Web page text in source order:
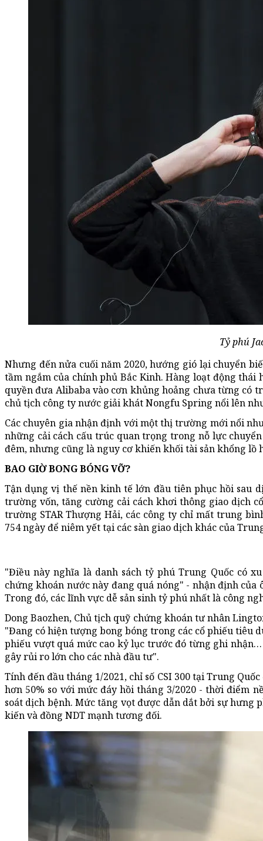
Tỷ phú
Nhưng đến nửa cuối năm 2020, hướng gió lại chuyển
tầm ngắm của chính phủ Bắc Kinh. Hàng loạt động
quyền đưa Alibaba vào cơn khủng hoảng chưa từng có
chủ tịch công ty nước giải khát Nongfu Spring nổi lên
Các chuyên gia nhận định với một thị trường mới nổi
những cải cách cấu trúc quan trọng trong nỗ lực
đêm, nhưng cũng là nguy cơ khiến khối tài sản khổng lồ
BAO GIỜ BONG BÓNG VỠ?
Tận dụng vị thế nền kinh tế lớn đầu tiên phục hồi sau
trường vốn, tăng cường cải cách khơi thông giao dịch
trường STAR Thượng Hải, các công ty chỉ mất trung
754 ngày để niêm yết tại các sàn giao dịch khác của
"Điều này nghĩa là danh sách tỷ phú Trung Quốc có
chứng khoán nước này đang quá nóng" - nhận định của
Trong đó, các lĩnh vực dễ sản sinh tỷ phú nhất là công
Dong Baozhen, Chủ tịch quỹ chứng khoán tư nhân
"Đang có hiện tượng bong bóng trong các cổ phiếu tiêu
phiếu vượt quá mức cao kỷ lục trước đó từng ghi
gây rủi ro lớn cho các nhà đầu tư".
Tính đến đầu tháng 1/2021, chỉ số CSI 300 tại Trung
hơn 50% so với mức đáy hồi tháng 3/2020 - thời điểm
soát dịch bệnh. Mức tăng vọt được dẫn dắt bởi sự
kiến và đồng NDT mạnh tương đối.